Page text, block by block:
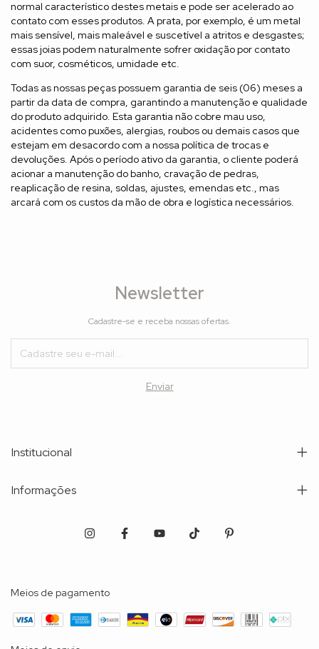
normal característico destes metais e pode ser acelerado ao
contato com esses produtos. A prata, por exemplo, é um metal
mais sensível, mais maleável e suscetível a atritos e desgastes;
essas joias podem naturalmente sofrer oxidação por contato
com suor, cosméticos, umidade etc.
Todas as nossas peças possuem garantia de seis (06) meses a
partir da data de compra, garantindo a manutenção e qualidade
do produto adquirido. Esta garantia não cobre mau uso,
acidentes como puxões, alergias, roubos ou demais casos que
estejam em desacordo com a nossa política de trocas e
devoluções. Após o período ativo da garantia, o cliente poderá
acionar a manutenção do banho, cravação de pedras,
reaplicação de resina, soldas, ajustes, emendas etc., mas
arcará com os custos da mão de obra e logística necessários.
Newsletter
Cadastre-se e receba nossas ofertas.
Institucional
Informações
Meios de pagamento